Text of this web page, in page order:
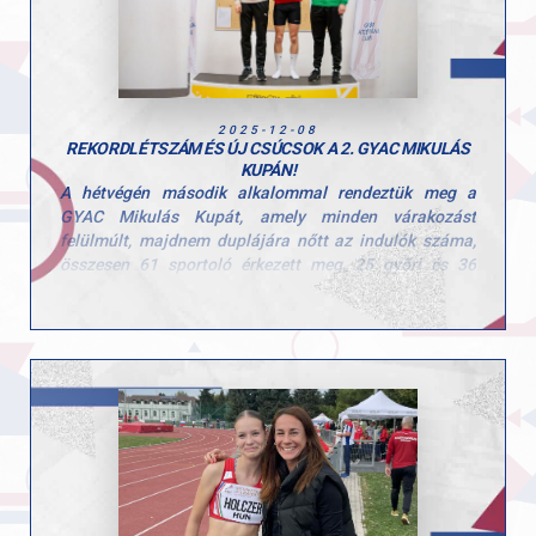
2025-12-08
REKORDLÉTSZÁM ÉS ÚJ CSÚCSOK A 2. GYAC MIKULÁS
KUPÁN!
A hétvégén második alkalommal rendeztük meg a
GYAC Mikulás Kupát, amely minden várakozást
felülmúlt, majdnem duplájára nőtt az indulók száma,
összesen 61 sportoló érkezett meg, 25 győri és 36
A legfiatalabb és a legidősebb korú versenyző között 23
sikerült megszólítani a versenyünkkel. Összesen 31
versenyző ért el új egyéni csúcsot, a férfiaknál pedig új
versenycsúcs született Böndör Márton GYAC-os
versenyző révén, aki 541 cm-el győzedelmeskedett.
Érem díjazásban részesültek minden korosztályban a
dobogós versenyzők, az első helyezettek pedig kupát és
egy ajándék csomagot vehettek át. 4 korosztályban